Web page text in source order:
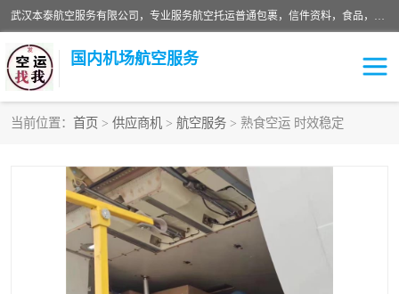
武汉本泰航空服务有限公司，专业服务航空托运普通包裹，信件资料，食品，服装，快消品等运输的专线空运，完善的网络服务确保为客户提供准确、*、安全的“门对门”服务，本着“诚信为本、精诚合作”的服务宗旨.“以安全运输为保障，以运价合理要求市场”的经营理念。武汉机场货运、武汉航空物流、武汉空运、武汉天河国际机场东方、南方、国际航空、机场空运业务覆盖国内二三线机场城市，如：武汉-敦煌、武汉-柳州等
国内机场航空服务
当前位置： 首页 > 供应商机 > 航空服务 > 熟食空运 时效稳定